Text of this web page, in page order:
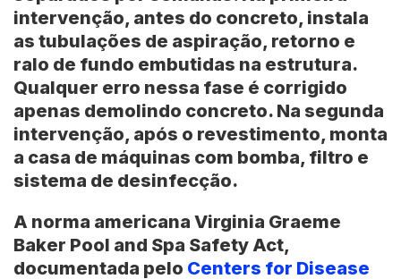
intervenção, antes do concreto, instala
as tubulações de aspiração, retorno e
ralo de fundo embutidas na estrutura.
Qualquer erro nessa fase é corrigido
apenas demolindo concreto. Na segunda
intervenção, após o revestimento, monta
a casa de máquinas com bomba, filtro e
sistema de desinfecção.
A norma americana Virginia Graeme
Baker Pool and Spa Safety Act,
documentada pelo Centers for Disease